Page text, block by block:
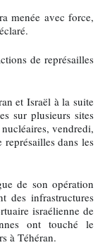
menée avec force,
de représailles
et Israël à la suite
sur plusieurs sites
vendredi,
dans les
de son opération
des infrastructures
israélienne de
ont touché le
à Téhéran.